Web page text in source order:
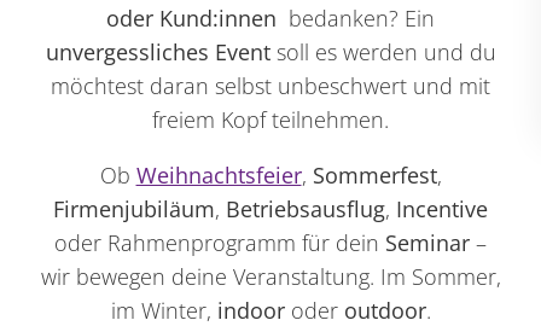
oder Kund:innen bedanken? Ein
unvergessliches Eventsoll es werden und du
möchtest daran selbst unbeschwert und mit
freiem Kopf teilnehmen.
Ob Weihnachtsfeier, Sommerfest,
Firmenjubiläum, Betriebsausflug, Incentive
oder Rahmenprogramm für dein Seminar –
wir bewegen deine Veranstaltung. Im Sommer,
im Winter, indooroder outdoor.